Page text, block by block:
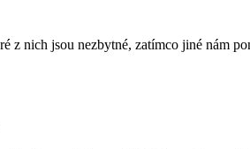
z nich jsou nezbytné, zatímco jiné nám